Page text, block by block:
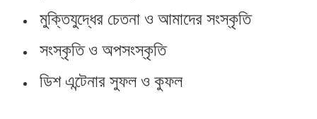
মুক্তিযুদ্ধের চেতনা ও আমাদের সংস্কৃতি
সংস্কৃতি ও অপসংস্কৃতি
ডিশ এন্টেনার সুফল ও কুফল